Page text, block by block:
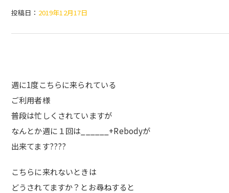
投稿日： 2019年12月17日
週に1度こちらに来られている
ご利用者様
普段は忙しくされていますが
なんとか週に１回は______+Rebodyが
出来てます????
こちらに来れないときは
どうされてますか？とお尋ねすると